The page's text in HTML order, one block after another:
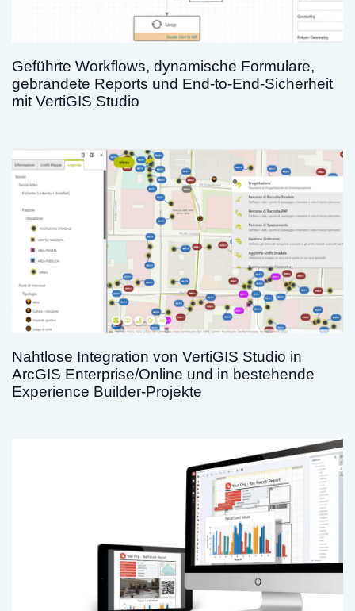
Geführte Workflows, dynamische Formulare,
gebrandete Reports und End-to-End-Sicherheit
mit VertiGIS Studio
Nahtlose Integration von VertiGIS Studio in
ArcGIS Enterprise/Online und in bestehende
Experience Builder-Projekte